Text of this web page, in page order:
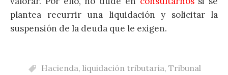
plantea recurrir una liquidación y solicitar la
suspensión de la deuda que le exigen.
Hacienda, liquidación tributaria, Tribunal